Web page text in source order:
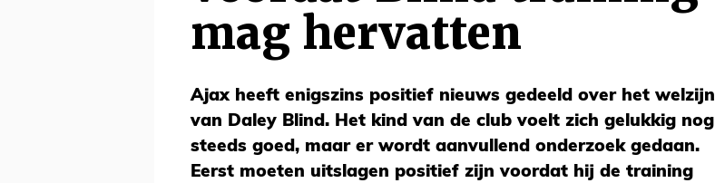
mag hervatten
Ajax heeft enigszins positief nieuws gedeeld over het welzijn
van Daley Blind. Het kind van de club voelt zich gelukkig nog
steeds goed, maar er wordt aanvullend onderzoek gedaan.
Eerst moeten uitslagen positief zijn voordat hij de training